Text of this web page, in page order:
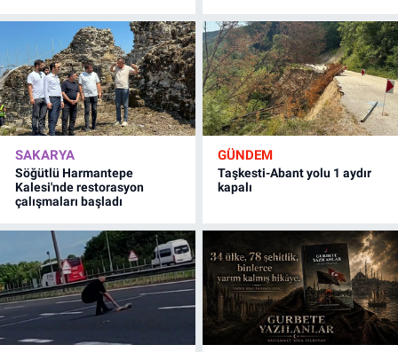
SAKARYA
Söğütlü Harmantepe
Kalesi'nde restorasyon
çalışmaları başladı
GÜNDEM
Taşkesti-Abant yolu 1 aydır
kapalı